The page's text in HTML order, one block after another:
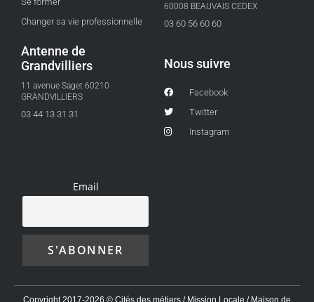
Changer sa vie professionnelle
60008 BEAUVAIS CEDEX
03 60 56 60 60
Antenne de
Grandvilliers
11 avenue Saget 60210
GRANDVILLIERS
03 44 13 31 31
Nous suivre
Facebook
Twitter
Instagram
Email
Copyright 2017-2026 © Cités des métiers / Mission Locale / Maison de